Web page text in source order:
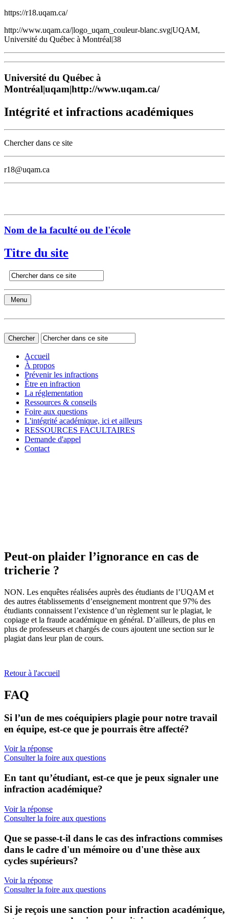
https://r18.uqam.ca/
http://www.uqam.ca/|logo_uqam_couleur-blanc.svg|UQAM,
Université du Québec à Montréal|38
Université du Québec à
Montréal|uqam|http://www.uqam.ca/
Intégrité et infractions académiques
Chercher dans ce site
r18@uqam.ca
Nom de la faculté ou de l'école
Titre du site
Menu
Accueil
À propos
Prévenir les infractions
Être en infraction
La réglementation
Ressources & conseils
Foire aux questions
L'intégrité académique, ici et ailleurs
RESSOURCES FACULTAIRES
Demande d'appel
Contact
Peut-on plaider l’ignorance en cas de
tricherie ?
NON. Les enquêtes réalisées auprès des étudiants de l’UQAM et
des autres établissements d’enseignement montrent que 97% des
étudiants connaissent l’existence d’un règlement sur le plagiat, le
copiage et la fraude académique en général. D’ailleurs, de plus en
plus de professeurs et chargés de cours ajoutent une section sur le
plagiat dans leur plan de cours.
Retour à l'accueil
FAQ
Si l’un de mes coéquipiers plagie pour notre travail
en équipe, est-ce que je pourrais être affecté?
Voir la réponse
Consulter la foire aux questions
En tant qu’étudiant, est-ce que je peux signaler une
infraction académique?
Voir la réponse
Consulter la foire aux questions
Que se passe-t-il dans le cas des infractions commises
dans le cadre d'un mémoire ou d'une thèse aux
cycles supérieurs?
Voir la réponse
Consulter la foire aux questions
Si je reçois une sanction pour infraction académique,